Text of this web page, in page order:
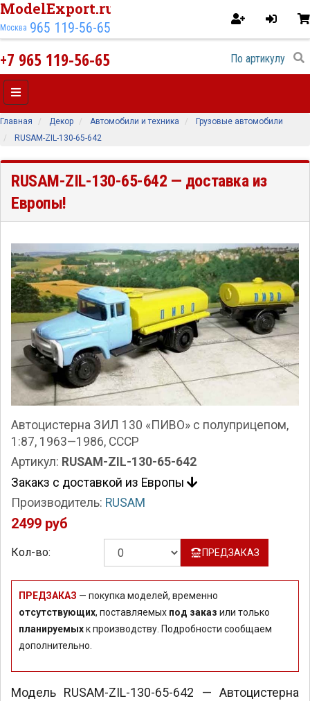
ModelExport.ru
Москва 965 119-56-65
+7 965 119-56-65
Главная Декор Автомобили и техника
Грузовые автомобили
RUSAM-ZIL-130-65-642
RUSAM-ZIL-130-65-642 — доставка из
Европы!
Автоцистерна ЗИЛ 130 «ПИВО» с полуприцепом,
1:87, 1963—1986, СССР
Артикул: RUSAM-ZIL-130-65-642
Закакз с доставкой из Европы
Производитель: RUSAM
2499 руб
Кол-во: ПРЕДЗАКАЗ
ПРЕДЗАКАЗ — покупка моделей, временно
отсутствующих, поставляемых под заказ или только
планируемыхк производству. Подробности сообщаем
дополнительно.
Модель RUSAM-ZIL-130-65-642 — Автоцистерна